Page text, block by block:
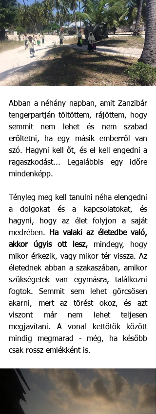
Abban a néhány napban, amit Zanzibár
tengerpartján töltöttem, rájöttem, hogy
semmit nem lehet és nem szabad
erőltetni, ha egy másik emberről van
szó. Hagyni kell őt, és el kell engedni a
ragaszkodást... Legalábbis egy időre
mindenképp.
Tényleg meg kell tanulni néha elengedni
a dolgokat és a kapcsolatokat, és
hagyni, hogy az élet folyjon a saját
medrében.
Ha valaki az életedbe való,
akkor úgyis ott lesz, mindegy, hogy
mikor érkezik, vagy mikor tér vissza. Az
életednek abban a szakaszában, amikor
szükségetek van egymásra, találkozni
fogtok. Semmit sem lehet görcsösen
akarni, mert az törést okoz, és azt
viszont már nem lehet teljesen
megjavítani. A vonal kettőtök között
mindig megmarad - még, ha később
csak rossz emlékként is.